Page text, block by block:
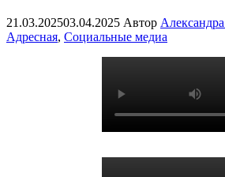
21.03.202503.04.2025 Автор
Адресная, Социальные медиа